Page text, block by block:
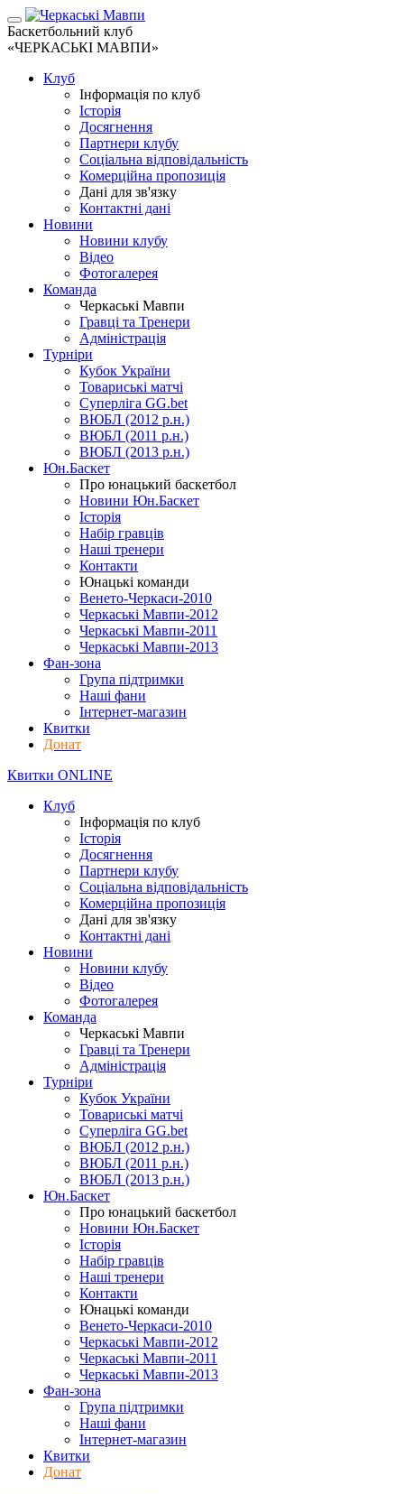
Баскетбольний клуб
«ЧЕРКАСЬКІ МАВПИ»
Клуб
Інформація по клуб
Історія
Досягнення
Партнери клубу
Соціальна відповідальність
Комерційна пропозиція
Дані для зв'язку
Контактні дані
Новини
Новини клубу
Відео
Фотогалерея
Команда
Черкаські Мавпи
Гравці та Тренери
Адміністрація
Турніри
Кубок України
Товариські матчі
Суперліга GG.bet
ВЮБЛ (2012 р.н.)
ВЮБЛ (2011 р.н.)
ВЮБЛ (2013 р.н.)
Юн.Баскет
Про юнацький баскетбол
Новини Юн.Баскет
Історія
Набір гравців
Наші тренери
Контакти
Юнацькі команди
Венето-Черкаси-2010
Черкаські Мавпи-2012
Черкаські Мавпи-2011
Черкаські Мавпи-2013
Фан-зона
Група підтримки
Наші фани
Інтернет-магазин
Квитки
Донат
Квитки ONLINE
Клуб
Інформація по клуб
Історія
Досягнення
Партнери клубу
Соціальна відповідальність
Комерційна пропозиція
Дані для зв'язку
Контактні дані
Новини
Новини клубу
Відео
Фотогалерея
Команда
Черкаські Мавпи
Гравці та Тренери
Адміністрація
Турніри
Кубок України
Товариські матчі
Суперліга GG.bet
ВЮБЛ (2012 р.н.)
ВЮБЛ (2011 р.н.)
ВЮБЛ (2013 р.н.)
Юн.Баскет
Про юнацький баскетбол
Новини Юн.Баскет
Історія
Набір гравців
Наші тренери
Контакти
Юнацькі команди
Венето-Черкаси-2010
Черкаські Мавпи-2012
Черкаські Мавпи-2011
Черкаські Мавпи-2013
Фан-зона
Група підтримки
Наші фани
Інтернет-магазин
Квитки
Донат